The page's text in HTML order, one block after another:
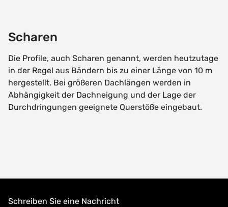
Scharen
Die Profile, auch Scharen genannt, werden heutzutage
in der Regel aus Bändern bis zu einer Länge von 10 m
hergestellt. Bei größeren Dachlängen werden in
Abhängigkeit der Dachneigung und der Lage der
Durchdringungen geeignete Querstöße eingebaut.
Schreiben Sie eine Nachricht